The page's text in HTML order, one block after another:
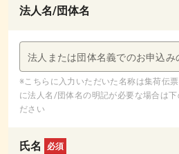
法人名/団体名
※こちらに入力いただいた名称は集荷伝
に法人名/団体名の明記が必要な場合は
ださい
氏名 必須